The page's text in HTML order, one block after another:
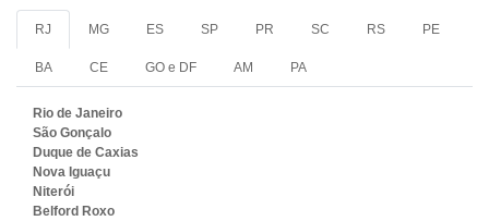
RJ MG ES SP PR SC RS PE
BA CE GO e DF AM PA
Rio de Janeiro
São Gonçalo
Duque de Caxias
Nova Iguaçu
Niterói
Belford Roxo